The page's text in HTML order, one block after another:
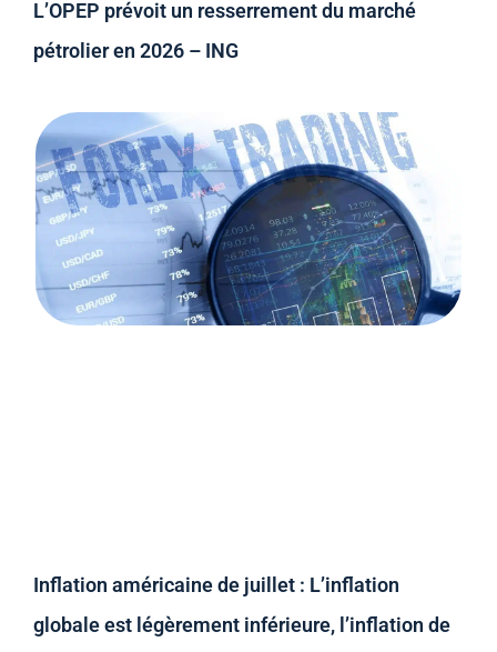
L’OPEP prévoit un resserrement du marché
pétrolier en 2026 – ING
Inflation américaine de juillet : L’inflation
globale est légèrement inférieure, l’inflation de